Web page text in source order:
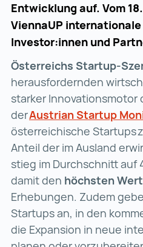
Entwicklung auf. Vom
ViennaUP
Investor:innen und
Österreichs Startup-
herausfordernden
starker Innovationsmotor
derAustrian Startup
österreichische Startups
Anteil der im Ausland
stieg im Durchschnitt auf
damit den höchsten Wert
Erhebungen. Zudem
Startups an, in den
die Expansion in neue